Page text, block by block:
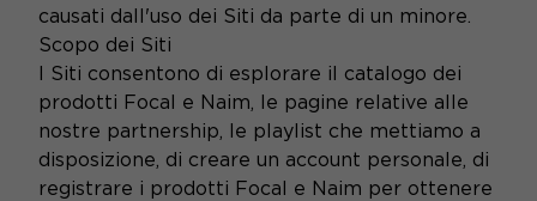
causati dall'uso dei Siti da parte di un minore.
Scopo dei Siti
I Siti consentono di esplorare il catalogo dei
prodotti Focal e Naim, le pagine relative alle
nostre partnership, le playlist che mettiamo a
disposizione, di creare un account personale, di
registrare i prodotti Focal e Naim per ottenere